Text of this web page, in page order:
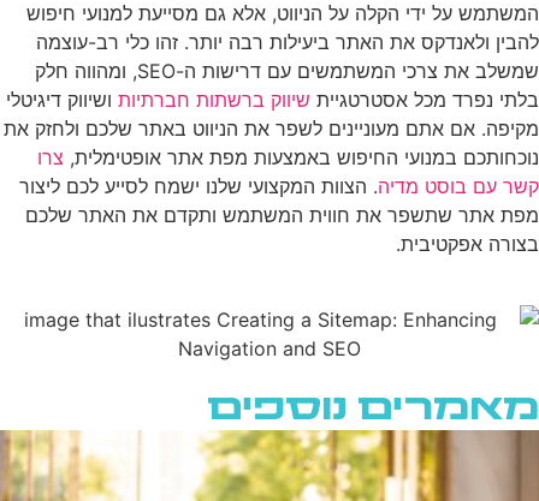
המשתמש על ידי הקלה על הניווט, אלא גם מסייעת למנועי חיפוש
להבין ולאנדקס את האתר ביעילות רבה יותר. זהו כלי רב-עוצמה
שמשלב את צרכי המשתמשים עם דרישות ה-SEO, ומהווה חלק
בלתי נפרד מכל אסטרטגיית שיווק ברשתות חברתיות ושיווק דיגיטלי
מקיפה. אם אתם מעוניינים לשפר את הניווט באתר שלכם ולחזק את
נוכחותכם במנועי החיפוש באמצעות מפת אתר אופטימלית, צרו
קשר עם בוסט מדיה. הצוות המקצועי שלנו ישמח לסייע לכם ליצור
מפת אתר שתשפר את חווית המשתמש ותקדם את האתר שלכם
בצורה אפקטיבית.
מאמרים נוספים